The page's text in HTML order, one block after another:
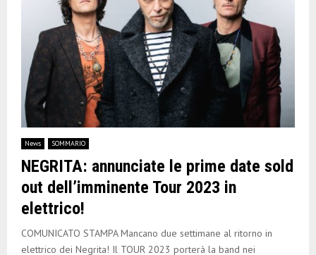
News SOMMARIO
NEGRITA: annunciate le prime date sold
out dell’imminente Tour 2023 in
elettrico!
COMUNICATO STAMPA Mancano due settimane al ritorno in
elettrico dei Negrita! Il TOUR 2023 porterà la band nei